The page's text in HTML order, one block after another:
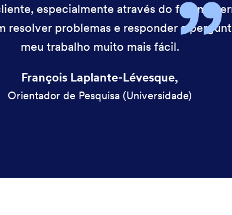
especialmente através do fórum,
resolver problemas e responder a
meu trabalho muito mais fácil.
François Laplante-Lévesque,
Orientador de Pesquisa (Universidade)